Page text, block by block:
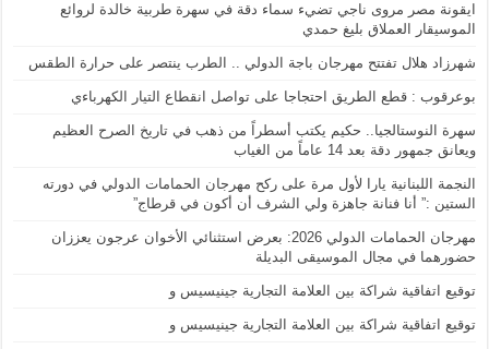
ايقونة مصر مروى ناجي تضيء سماء دقة في سهرة طربية خالدة لروائع
الموسيقار العملاق بليغ حمدي
شهرزاد هلال تفتتح مهرجان باجة الدولي .. الطرب ينتصر على حرارة الطقس
بوعرقوب : قطع الطريق احتجاجا على تواصل انقطاع التيار الكهرباءي
سهرة النوستالجيا.. حكيم يكتب أسطراً من ذهب في تاريخ الصرح العظيم
ويعانق جمهور دقة بعد 14 عاماً من الغياب
النجمة اللبنانية يارا لأول مرة على ركح مهرجان الحمامات الدولي في دورته
الستين :” أنا فنانة جاهزة ولي الشرف أن أكون في قرطاج”
مهرجان الحمامات الدولي 2026: بعرض استثنائي الأخوان عرجون يعززان
حضورهما في مجال الموسيقى البديلة
توقيع اتفاقية شراكة بين العلامة التجارية جينيسيس و
توقيع اتفاقية شراكة بين العلامة التجارية جينيسيس و